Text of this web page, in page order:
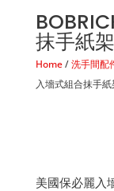
抹手紙
Home/洗手間配
入墻式組合抹手紙
美國保必麗入